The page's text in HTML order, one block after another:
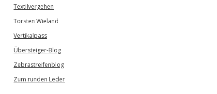
Textilvergehen
Torsten Wieland
Vertikalpass
Übersteiger-Blog
Zebrastreifenblog
Zum runden Leder